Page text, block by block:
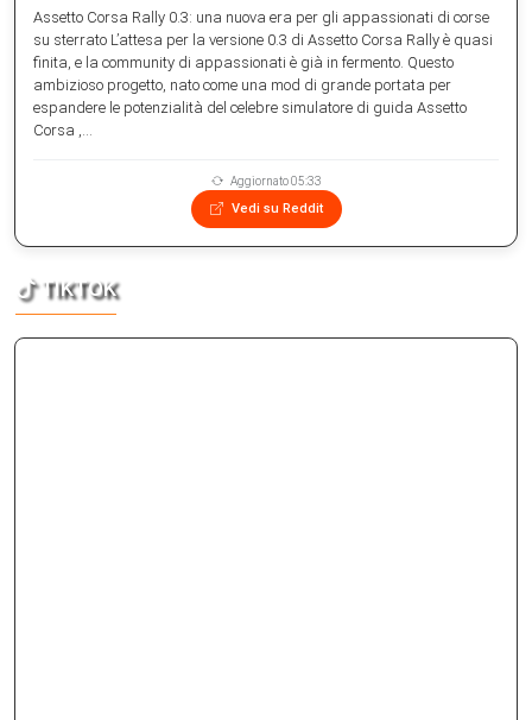
Assetto Corsa Rally 0.3: una nuova era per gli appassionati di corse
su sterrato L’attesa per la versione 0.3 di Assetto Corsa Rally è quasi
finita, e la community di appassionati è già in fermento. Questo
ambizioso progetto, nato come una mod di grande portata per
espandere le potenzialità del celebre simulatore di guida Assetto
Corsa ,...
Aggiornato 05:33
Vedi su Reddit
TIKTOK